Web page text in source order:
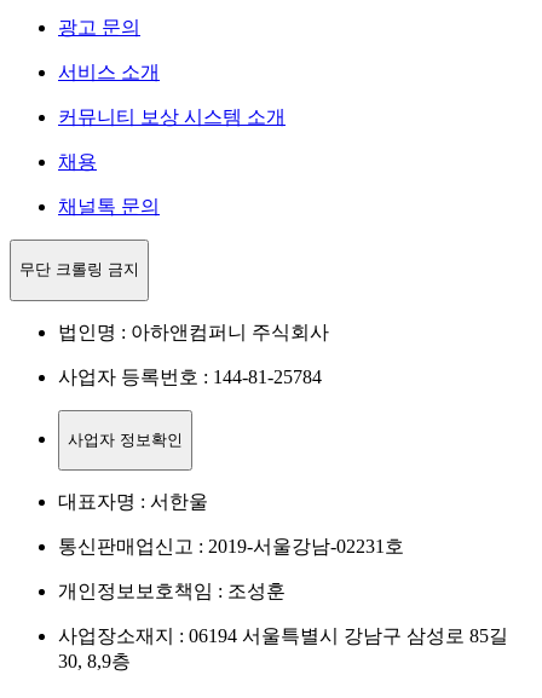
광고 문의
서비스 소개
커뮤니티 보상 시스템 소개
채용
채널톡 문의
무단 크롤링 금지
법인명 : 아하앤컴퍼니 주식회사
사업자 등록번호 : 144-81-25784
사업자 정보확인
대표자명 : 서한울
통신판매업신고 : 2019-서울강남-02231호
개인정보보호책임 : 조성훈
사업장소재지 : 06194 서울특별시 강남구 삼성로 85길
30, 8,9층